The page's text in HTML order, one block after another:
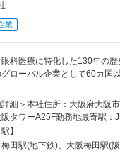
品の開発提案を頂いた場合
師に情報提供を行うこともあり
製品説明・手技提案
会の企画運営とプレゼン
門との改良・臨床導入連携
には営業車が各自1台割り当
行直帰のスタイルです。
業
科医療に特化した130年の歴
ローバル企業として60カ国
界中の人々の視覚に関わる社
：
グローバルの事業部門と連
詳細＞本社住所：大阪府大阪
タワーA25F勤務地最寄駅：
全面禁煙変更の範囲：会社の
）
】
田駅(地下鉄)、大阪梅田駅(